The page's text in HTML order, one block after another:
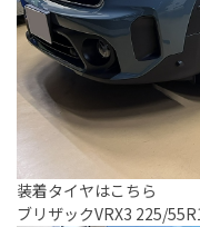
装着タイヤはこちら
ブリザックVRX3 225/